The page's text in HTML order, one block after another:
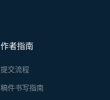
作者指南
提交流程
稿件书写指南